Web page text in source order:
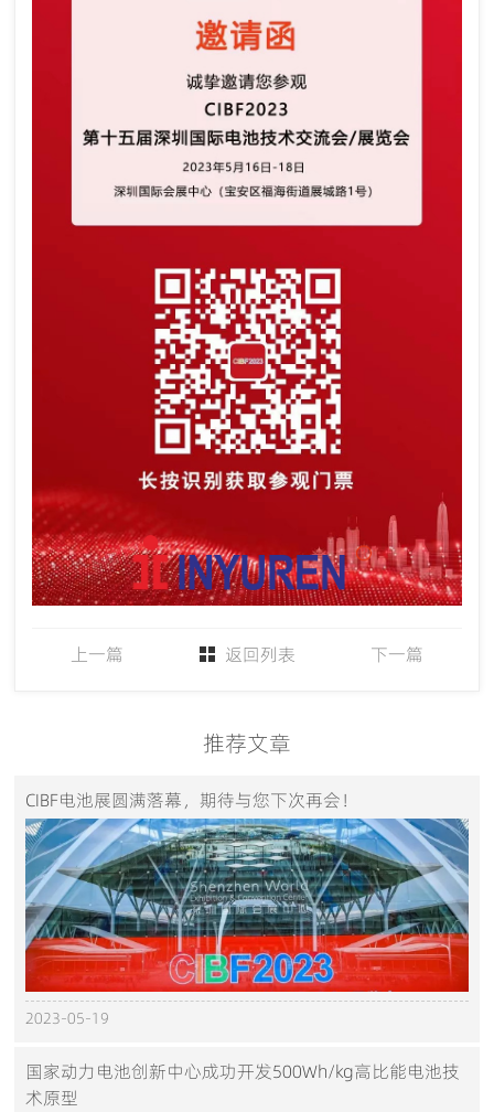
上一篇 返回列表 下一篇
推荐文章
CIBF电池展圆满落幕，期待与您下次再会！
2023-05-19
国家动力电池创新中心成功开发500Wh/kg高比能电池技
术原型